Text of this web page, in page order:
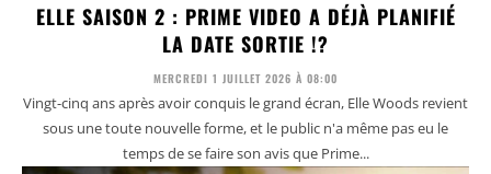
ELLE SAISON 2 : PRIME VIDEO A DÉJÀ PLANIFIÉ
LA DATE SORTIE !?
MERCREDI 1 JUILLET 2026 À 08:00
Vingt-cinq ans après avoir conquis le grand écran, Elle Woods revient
sous une toute nouvelle forme, et le public n'a même pas eu le
temps de se faire son avis que Prime...